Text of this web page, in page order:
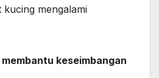
kucing mengalami
keseimbangan